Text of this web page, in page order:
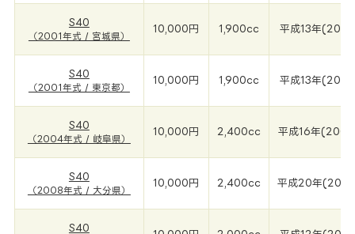
S40
（2001年式 / 宮城県）
10,000円 1,900cc 平成13年
S40
（2001年式 / 東京都）
10,000円 1,900cc 平成13年
S40
（2004年式 / 岐阜県）
10,000円 2,400cc 平成16年
S40
（2008年式 / 大分県）
10,000円 2,400cc 平成20年
S40